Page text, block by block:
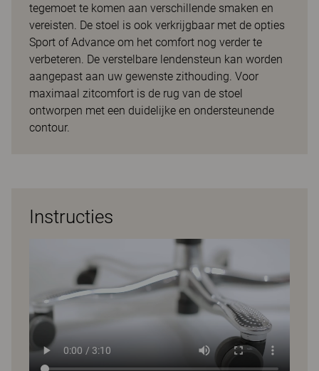
tegemoet te komen aan verschillende smaken en
vereisten. De stoel is ook verkrijgbaar met de opties
Sport of Advance om het comfort nog verder te
verbeteren. De verstelbare lendensteun kan worden
aangepast aan uw gewenste zithouding. Voor
maximaal zitcomfort is de rug van de stoel
ontworpen met een duidelijke en ondersteunende
contour.
Instructies